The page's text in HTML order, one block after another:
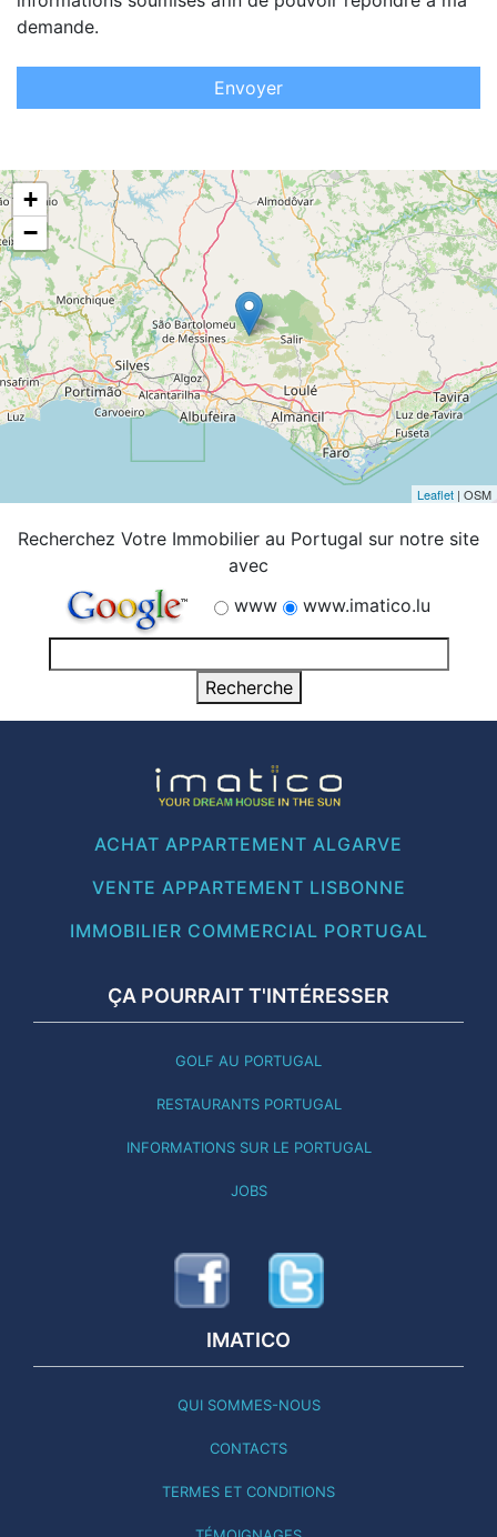
demande.
Envoyer
+
−
Leaflet | OSM
Recherchez Votre Immobilier au Portugal sur notre site
avec
www
www.imatico.lu
ACHAT APPARTEMENT ALGARVE
VENTE APPARTEMENT LISBONNE
IMMOBILIER COMMERCIAL PORTUGAL
ÇA POURRAIT T'INTÉRESSER
GOLF AU PORTUGAL
RESTAURANTS PORTUGAL
INFORMATIONS SUR LE PORTUGAL
JOBS
IMATICO
QUI SOMMES-NOUS
CONTACTS
TERMES ET CONDITIONS